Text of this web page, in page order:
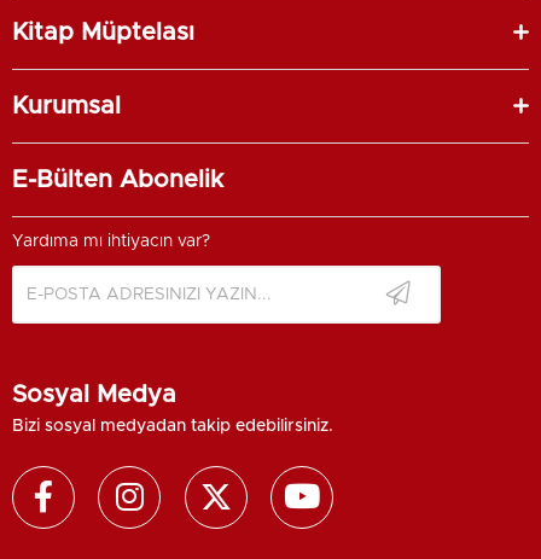
Kitap Müptelası
Kurumsal
E-Bülten Abonelik
Yardıma mı ihtiyacın var?
Sosyal Medya
Bizi sosyal medyadan takip edebilirsiniz.